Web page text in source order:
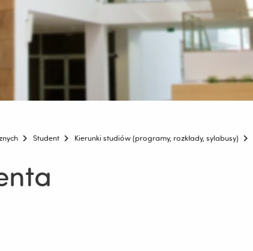
Student Kierunki studiów (programy, rozkłady, sylabusy)